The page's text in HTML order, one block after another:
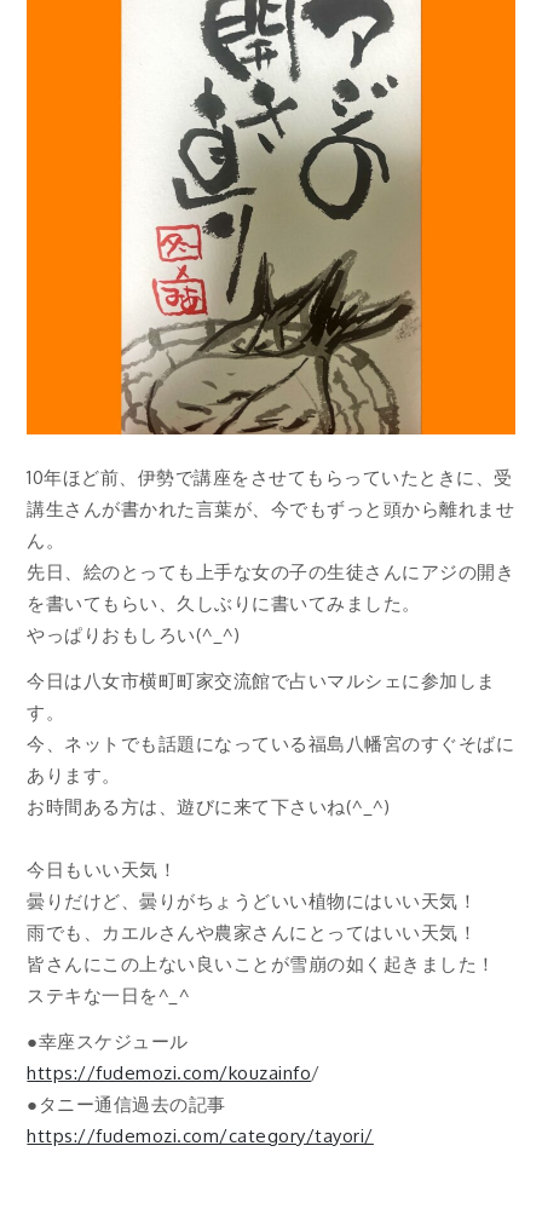
10年ほど前、伊勢で講座をさせてもらっていたときに、受
講生さんが書かれた言葉が、今でもずっと頭から離れませ
ん。
先日、絵のとっても上手な女の子の生徒さんにアジの開き
を書いてもらい、久しぶりに書いてみました。
やっぱりおもしろい(^_^)
今日は八女市横町町家交流館で占いマルシェに参加しま
す。
今、ネットでも話題になっている福島八幡宮のすぐそばに
あります。
お時間ある方は、遊びに来て下さいね(^_^)
今日もいい天気！
曇りだけど、曇りがちょうどいい植物にはいい天気！
雨でも、カエルさんや農家さんにとってはいい天気！
皆さんにこの上ない良いことが雪崩の如く起きました！
ステキな一日を^_^
●幸座スケジュール
https://fudemozi.com/kouzainfo/
●タニー通信過去の記事
https://fudemozi.com/category/tayori/